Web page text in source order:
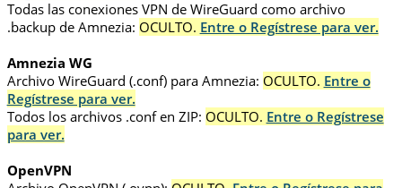
Todas las conexiones VPN de WireGuard como archivo
.backup de Amnezia: OCULTO. Entre o Regístrese para ver.
Amnezia WG
Archivo WireGuard (.conf) para Amnezia: OCULTO. Entre o
Regístrese para ver.
Todos los archivos .conf en ZIP: OCULTO. Entre o Regístrese
para ver.
OpenVPN